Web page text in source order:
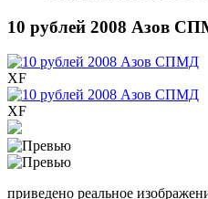
10 рублей 2008 Азов
XF
XF
приведено реальное